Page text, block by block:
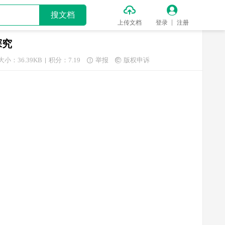
搜文档 
上传文档

登录 注册
究
小：36.39KB 积分：7.19  举报  版权申诉